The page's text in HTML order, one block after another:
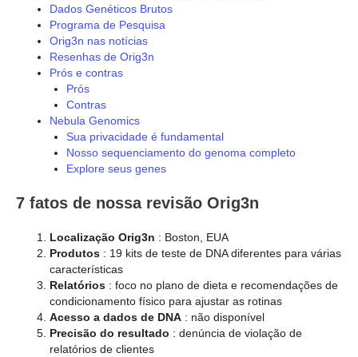
Dados Genéticos Brutos
Programa de Pesquisa
Orig3n nas notícias
Resenhas de Orig3n
Prós e contras
Prós
Contras
Nebula Genomics
Sua privacidade é fundamental
Nosso sequenciamento do genoma completo
Explore seus genes
7 fatos de nossa revisão Orig3n
Localização Orig3n : Boston, EUA
Produtos : 19 kits de teste de DNA diferentes para várias
características
Relatórios : foco no plano de dieta e recomendações de
condicionamento físico para ajustar as rotinas
Acesso a dados de DNA : não disponível
Precisão do resultado : denúncia de violação de
relatórios de clientes